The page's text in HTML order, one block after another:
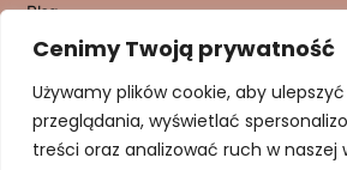
Cenimy Twoją prywatność
Używamy plików cookie, aby
przeglądania, wyświetlać
treści oraz analizować ruch w naszej
Blog
Kontakt
NEWSLETTER